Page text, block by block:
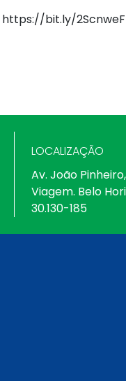
https://bit.ly/2ScnweF
LOCALIZAÇÃO
Av. João
Viagem. Belo
30.130-185